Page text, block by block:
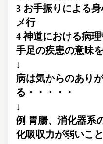
3 お手振りによる
メ行
4 神道における病理
手足の疾患の意味
↓
病は気からのあり
る・・・・・
↓
例 胃腸、消化器系
化吸収力が弱いこ